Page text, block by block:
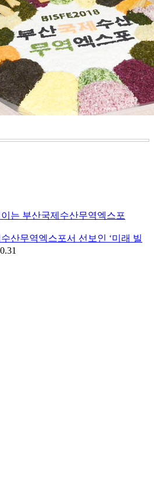
는 부산국제수산무역엑스포
산무역엑스포서 선보인 ‘미래 빌